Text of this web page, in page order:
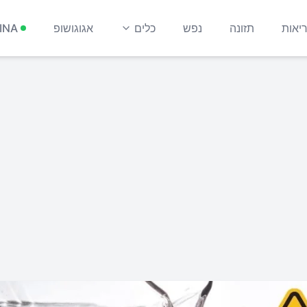
תזונה נפש כלים אגוגושופ